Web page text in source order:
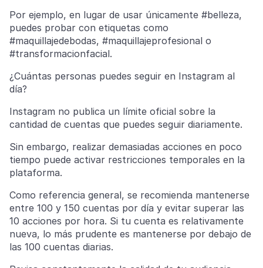
Por ejemplo, en lugar de usar únicamente #belleza,
puedes probar con etiquetas como
#maquillajedebodas, #maquillajeprofesional o
#transformacionfacial.
¿Cuántas personas puedes seguir en Instagram al
día?
Instagram no publica un límite oficial sobre la
cantidad de cuentas que puedes seguir diariamente.
Sin embargo, realizar demasiadas acciones en poco
tiempo puede activar restricciones temporales en la
plataforma.
Como referencia general, se recomienda mantenerse
entre 100 y 150 cuentas por día y evitar superar las
10 acciones por hora. Si tu cuenta es relativamente
nueva, lo más prudente es mantenerse por debajo de
las 100 cuentas diarias.